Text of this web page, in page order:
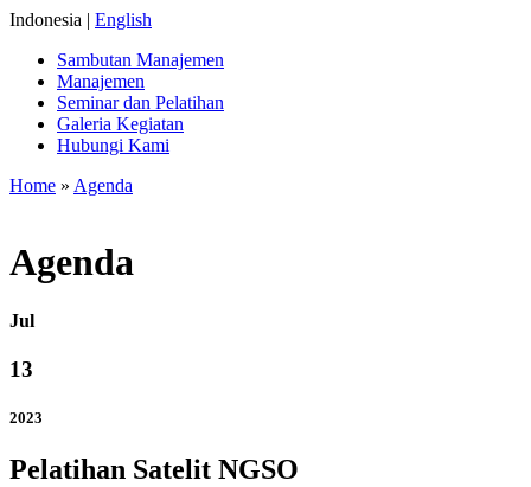
Indonesia | English
Sambutan Manajemen
Manajemen
Seminar dan Pelatihan
Galeria Kegiatan
Hubungi Kami
Home » Agenda
Agenda
Jul
13
2023
Pelatihan Satelit NGSO